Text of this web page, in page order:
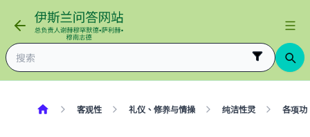
客观性 礼仪、修养与情操 纯洁性灵 各项功